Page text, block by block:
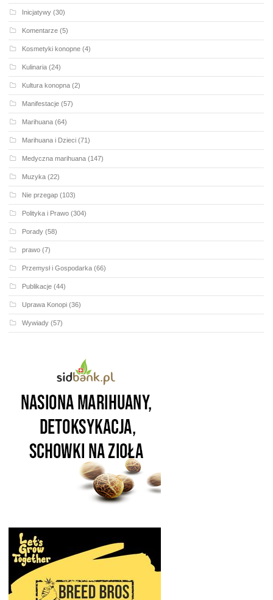
Inicjatywy (30)
Komentarze (5)
Kosmetyki konopne (4)
Kulinaria (24)
Kultura konopna (2)
Manifestacje (57)
Marihuana (64)
Marihuana i Dzieci (71)
Medyczna marihuana (147)
Muzyka (22)
Nie przegap (103)
Polityka i Prawo (304)
Porady (58)
prawo (7)
Przemysł i Gospodarka (66)
Publikacje (44)
Uprawa Konopi (36)
Wywiady (57)